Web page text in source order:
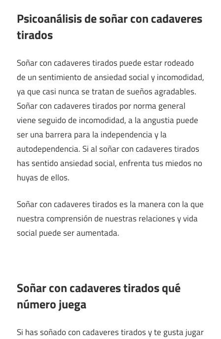
Psicoanálisis de soñar con cadaveres
tirados
Soñar con cadaveres tirados puede estar rodeado
de un sentimiento de ansiedad social y incomodidad,
ya que casi nunca se tratan de sueños agradables.
Soñar con cadaveres tirados por norma general
viene seguido de incomodidad, a la angustia puede
ser una barrera para la independencia y la
autodependencia. Si al soñar con cadaveres tirados
has sentido ansiedad social, enfrenta tus miedos no
huyas de ellos.
Soñar con cadaveres tirados es la manera con la que
nuestra comprensión de nuestras relaciones y vida
social puede ser aumentada.
Soñar con cadaveres tirados qué
número juega
Si has soñado con cadaveres tirados y te gusta jugar